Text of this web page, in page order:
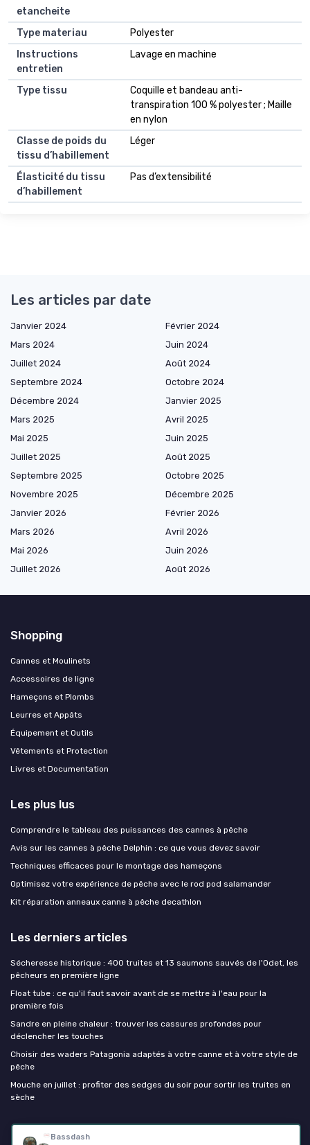
etancheite
Type materiau
Polyester
Instructions
entretien
Lavage en machine
Type tissu
Coquille et bandeau anti-
transpiration 100 % polyester ; Maille
en nylon
Classe de poids du
tissu d’habillement
Léger
Élasticité du tissu
d’habillement
Pas d’extensibilité
Bassdash
Les articles par date
Janvier 2024
Février 2024
Mars 2024
Juin 2024
Juillet 2024
Août 2024
Septembre 2024
Octobre 2024
Décembre 2024
Janvier 2025
Mars 2025
Avril 2025
Mai 2025
Juin 2025
Juillet 2025
Août 2025
Septembre 2025
Octobre 2025
Novembre 2025
Décembre 2025
Janvier 2026
Février 2026
Mars 2026
Avril 2026
Mai 2026
Juin 2026
Juillet 2026
Août 2026
Shopping
Cannes et Moulinets
Accessoires de ligne
Hameçons et Plombs
Leurres et Appâts
Équipement et Outils
Vêtements et Protection
Livres et Documentation
Les plus lus
Comprendre le tableau des puissances des cannes à pêche
Avis sur les cannes à pêche Delphin : ce que vous devez savoir
Techniques efficaces pour le montage des hameçons
Optimisez votre expérience de pêche avec le rod pod salamander
Kit réparation anneaux canne à pêche decathlon
Les derniers articles
Sécheresse historique : 400 truites et 13 saumons sauvés de l'Odet, les
pêcheurs en première ligne
Float tube : ce qu'il faut savoir avant de se mettre à l'eau pour la
première fois
Sandre en pleine chaleur : trouver les cassures profondes pour
déclencher les touches
Choisir des waders Patagonia adaptés à votre canne et à votre style de
pêche
Mouche en juillet : profiter des sedges du soir pour sortir les truites en
sèche
Canne à peche